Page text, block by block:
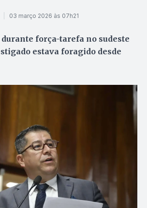
03 março 2026 às 07h21
força-tarefa no sudeste
estava foragido desde